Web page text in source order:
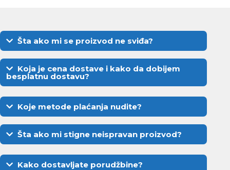
Šta ako mi se proizvod ne sviđa?
Koja je cena dostave i kako da dobijem
besplatnu dostavu?
Koje metode plaćanja nudite?
Šta ako mi stigne neispravan proizvod?
Kako dostavljate porudžbine?